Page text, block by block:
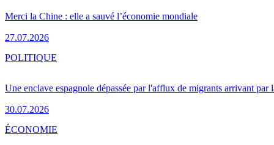
Merci la Chine : elle a sauvé l’économie mondiale
27.07.2026
Une enclave espagnole dépassée par l'afflux de migrants arrivant par
30.07.2026
POLITIQUE
ÉCONOMIE